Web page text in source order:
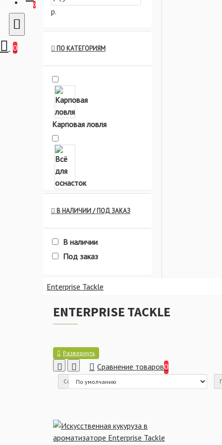
0
0
р.
ПО КАТЕГОРИЯМ
Карповая ловля
Всё для оснасток
Искусственные насадки
Насадки и прикормки
Стопора и Крепления для
насадок
В НАЛИЧИИ / ПОД ЗАКАЗ
В наличии
Под заказ
ENTERPRISE TACKLE
Сравнение товаров0
Сортировка:
Enterprise Tackle
Enterprise Tackle
Enterprise Tackle
Enterprise Tackle
Enterprise Tackle
Enterprise Tackle